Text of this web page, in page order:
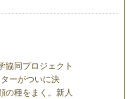
協同プロジェクト
ーがついに決
の種をまく。新人